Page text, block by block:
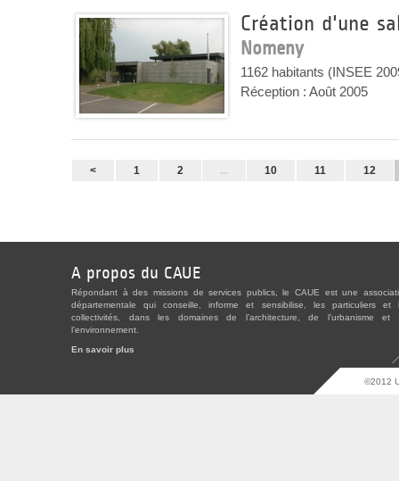
Création d'une
Nomeny
1162 habitants (INSEE
Réception : Août 2005
< 1 2 ... 10 11 12
A propos du CAUE
Répondant à des missions de services publics, le CAUE est une
départementale qui conseille, informe et sensibilise, les particuliers et
collectivités, dans les domaines de l’architecture, de l’urbanisme et
l’environnement.
En savoir plus
©2012